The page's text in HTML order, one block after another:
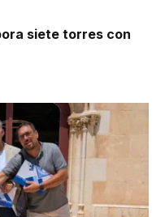
siete torres con